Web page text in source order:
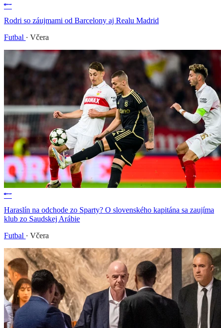
Rodri so záujmami od Barcelony aj Realu Madrid
Futbal · Včera
Haraslín na odchode zo Sparty? O slovenského kapitána sa zaujíma
klub zo Saudskej Arábie
Futbal · Včera